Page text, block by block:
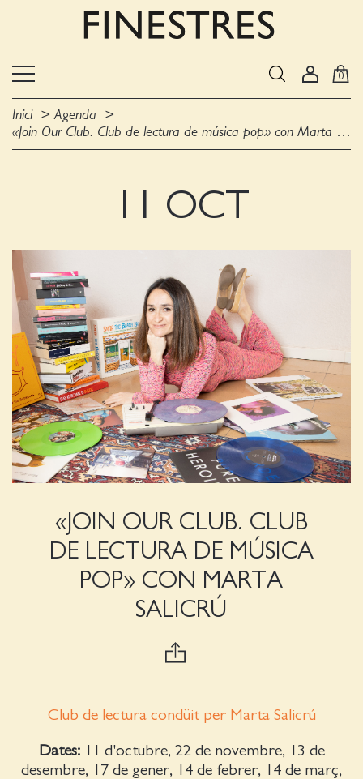
0
Inici
Agenda
«Join Our Club. Club de lectura de música pop» con Marta Salicrú
11 OCT
«JOIN OUR CLUB. CLUB
DE LECTURA DE MÚSICA
POP» CON MARTA
SALICRÚ
Club de lectura condüit per Marta Salicrú
Dates: 11 d'octubre, 22 de novembre, 13 de
desembre, 17 de gener, 14 de febrer, 14 de març,